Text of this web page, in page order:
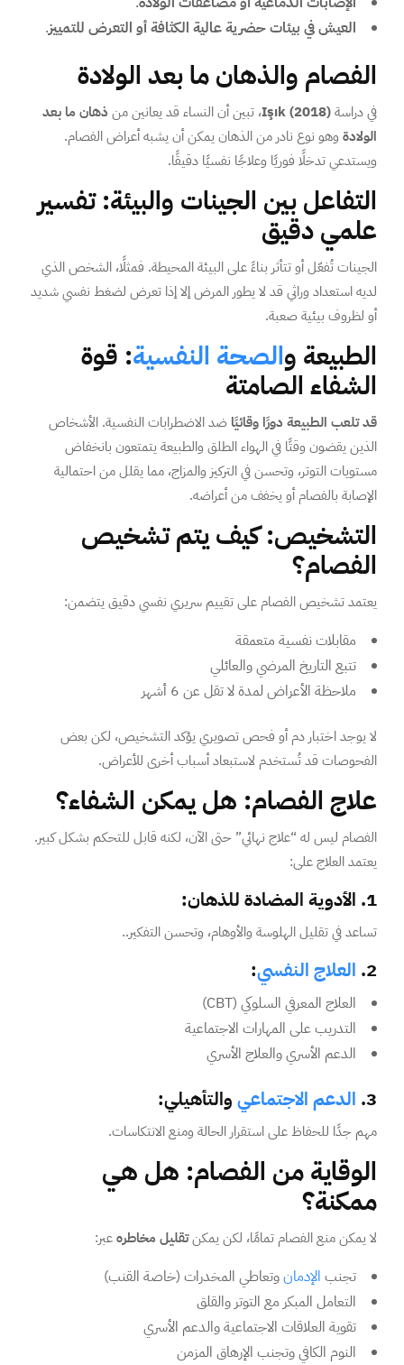
العيش في بيئات حضرية عالية الكثافة أو التعرض للتمييز.
الفصام والذهان ما بعد الولادة
في دراسةIşık (2018)، تبين أن النساء قد يعانين من ذهان ما بعد
الولادة وهو نوع نادر من الذهان يمكن أن يشبه أعراض الفصام.
ويستدعي تدخلًا فوريًا وعلاجًا نفسيًا دقيقًا.
التفاعل بين الجينات والبيئة: تفسير
علمي دقيق
الجينات تُفعّل أو تتأثر بناءً على البيئة المحيطة. فمثلًا، الشخص الذي
لديه استعداد وراثي قد لا يطور المرض إلا إذا تعرض لضغط نفسي شديد
أو لظروف بيئية صعبة.
الطبيعة والصحة النفسية: قوة
الشفاء الصامتة
قد تلعب الطبيعة دورًا وقائيًا ضد الاضطرابات النفسية. الأشخاص
الذين يقضون وقتًا في الهواء الطلق والطبيعة يتمتعون بانخفاض
مستويات التوتر، وتحسن في التركيز والمزاج، مما يقلل من احتمالية
الإصابة بالفصام أو يخفف من أعراضه.
التشخيص: كيف يتم تشخيص
الفصام؟
يعتمد تشخيص الفصام على تقييم سريري نفسي دقيق يتضمن:
مقابلات نفسية متعمقة
تتبع التاريخ المرضي والعائلي
ملاحظة الأعراض لمدة لا تقل عن 6 أشهر
لا يوجد اختبار دم أو فحص تصويري يؤكد التشخيص، لكن بعض
الفحوصات قد تُستخدم لاستبعاد أسباب أخرى للأعراض.
علاج الفصام: هل يمكن الشفاء؟
الفصام ليس له “علاج نهائي” حتى الآن، لكنه قابل للتحكم بشكل كبير.
يعتمد العلاج على:
1. الأدوية المضادة للذهان:
تساعد في تقليل الهلوسة والأوهام، وتحسن التفكير..
2. العلاج النفسي:
العلاج المعرفي السلوكي (CBT)
التدريب على المهارات الاجتماعية
الدعم الأسري والعلاج الأسري
3. الدعم الاجتماعي والتأهيلي:
مهم جدًا للحفاظ على استقرار الحالة ومنع الانتكاسات.
الوقاية من الفصام: هل هي
ممكنة؟
لا يمكن منع الفصام تمامًا، لكن يمكنتقليل مخاطرهعبر:
تجنب الإدمانوتعاطي المخدرات (خاصة القنب)
التعامل المبكر مع التوتر والقلق
تقوية العلاقات الاجتماعية والدعم الأسري
النوم الكافي وتجنب الإرهاق المزمن